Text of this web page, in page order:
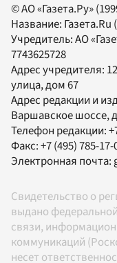
© АО «Газета.Ру»
Название: Газета.Ru
Учредитель:АО
7743625728
Адрес учредителя:
улица, дом 67
Адрес редакции и
Варшавское шоссе,
Телефон редакции:
Факс:+7 (495) 785-17-
Электронная почта:
Свидетельство о
выдано
связи,
коммуникаций
несет